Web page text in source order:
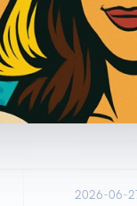
2026-06-